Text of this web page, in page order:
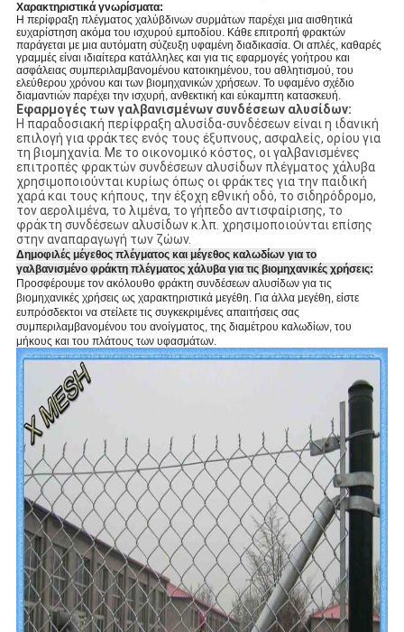
Χαρακτηριστικά γνωρίσματα:
Η περίφραξη πλέγματος χαλύβδινων συρμάτων παρέχει μια αισθητικά
ευχαρίστηση ακόμα του ισχυρού εμποδίου. Κάθε επιτροπή φρακτών
παράγεται με μια αυτόματη σύζευξη υφαμένη διαδικασία. Οι απλές, καθαρές
γραμμές είναι ιδιαίτερα κατάλληλες και για τις εφαρμογές γοήτρου και
ασφάλειας συμπεριλαμβανομένου κατοικημένου, του αθλητισμού, του
ελεύθερου χρόνου και των βιομηχανικών χρήσεων. Το υφαμένο σχέδιο
διαμαντιών παρέχει την ισχυρή, ανθεκτική και εύκαμπτη κατασκευή.
Εφαρμογές των γαλβανισμένων συνδέσεων αλυσίδων:
Η παραδοσιακή περίφραξη αλυσίδα-συνδέσεων είναι η ιδανική
επιλογή για φράκτες ενός τους έξυπνους, ασφαλείς, ορίου για
τη βιομηχανία. Με το οικονομικό κόστος, οι γαλβανισμένες
επιτροπές φρακτών συνδέσεων αλυσίδων πλέγματος χάλυβα
χρησιμοποιούνται κυρίως όπως οι φράκτες για την παιδική
χαρά και τους κήπους, την έξοχη εθνική οδό, το σιδηρόδρομο,
τον αερολιμένα, το λιμένα, το γήπεδο αντισφαίρισης, το
φράκτη συνδέσεων αλυσίδων κ.λπ. χρησιμοποιούνται επίσης
στην αναπαραγωγή των ζώων.
Δημοφιλές μέγεθος πλέγματος και μέγεθος καλωδίων για το
γαλβανισμένο φράκτη πλέγματος χάλυβα για τις βιομηχανικές χρήσεις:
Προσφέρουμε τον ακόλουθο φράκτη συνδέσεων αλυσίδων για τις
βιομηχανικές χρήσεις ως χαρακτηριστικά μεγέθη. Για άλλα μεγέθη, είστε
ευπρόσδεκτοι να στείλετε τις συγκεκριμένες απαιτήσεις σας
συμπεριλαμβανομένου του ανοίγματος, της διαμέτρου καλωδίων, του
μήκους και του πλάτους των υφασμάτων.